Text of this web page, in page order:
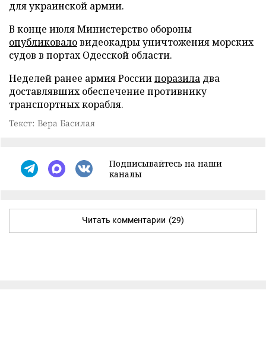
для украинской армии.
В конце июля Министерство обороны
опубликоваловидеокадры уничтожения морских
судов в портах Одесской области.
Неделей ранее армия Россиипоразила два
доставлявших обеспечение противнику
транспортных корабля.
Текст: Вера Басилая
Подписывайтесь на наши
каналы
Читать комментарии (29)